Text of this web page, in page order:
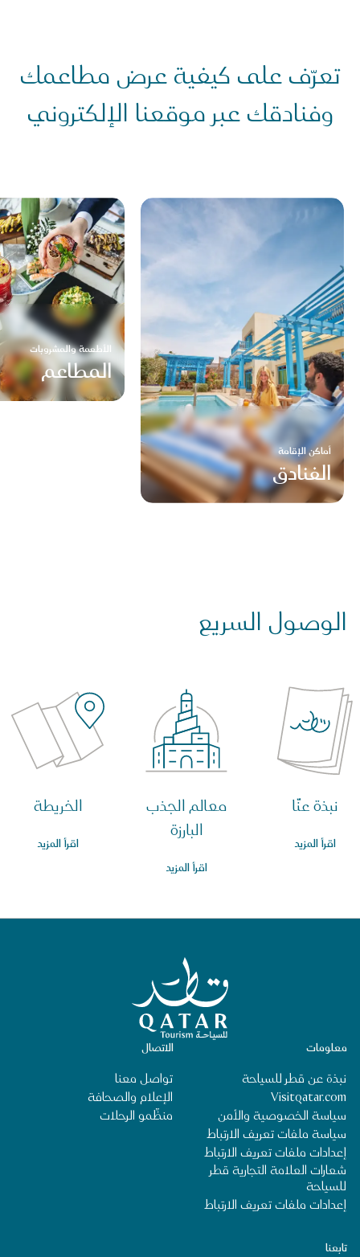
تعرّف على كيفية عرض مطاعمك
وفنادقك عبر موقعنا الإلكتروني
أماكن الإقامة
الفنادق
الأطعمة والمشروبات
المطاعم
الوصول السريع
نبذة عنّا
اقرأ المزيد
معالم الجذب
البارزة
اقرأ المزيد
الخريطة
اقرأ المزيد
الصفحة الرئيسية لقطر للسياحة
تابعنا
الاتصال
تواصل معنا
الإعلام والصحافة
منظِّمو الرحلات
معلومات
نبذة عن قطر للسياحة
Visitqatar.com
سياسة الخصوصية والأمن
سياسة ملفات تعريف الارتباط
إعدادات ملفات تعريف الارتباط
شعارات العلامة التجارية قطر
للسياحة
إعدادات ملفات تعريف الارتباط